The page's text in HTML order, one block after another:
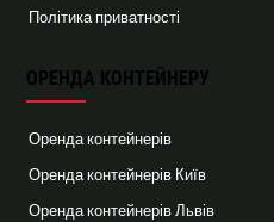
Політика приватності
ОРЕНДА КОНТЕЙНЕРУ
Оренда контейнерів
Оренда контейнерів Київ
Оренда контейнерів Львів